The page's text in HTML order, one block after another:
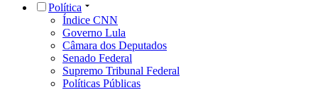
Política
Índice CNN
Governo Lula
Câmara dos Deputados
Senado Federal
Supremo Tribunal Federal
Políticas Públicas